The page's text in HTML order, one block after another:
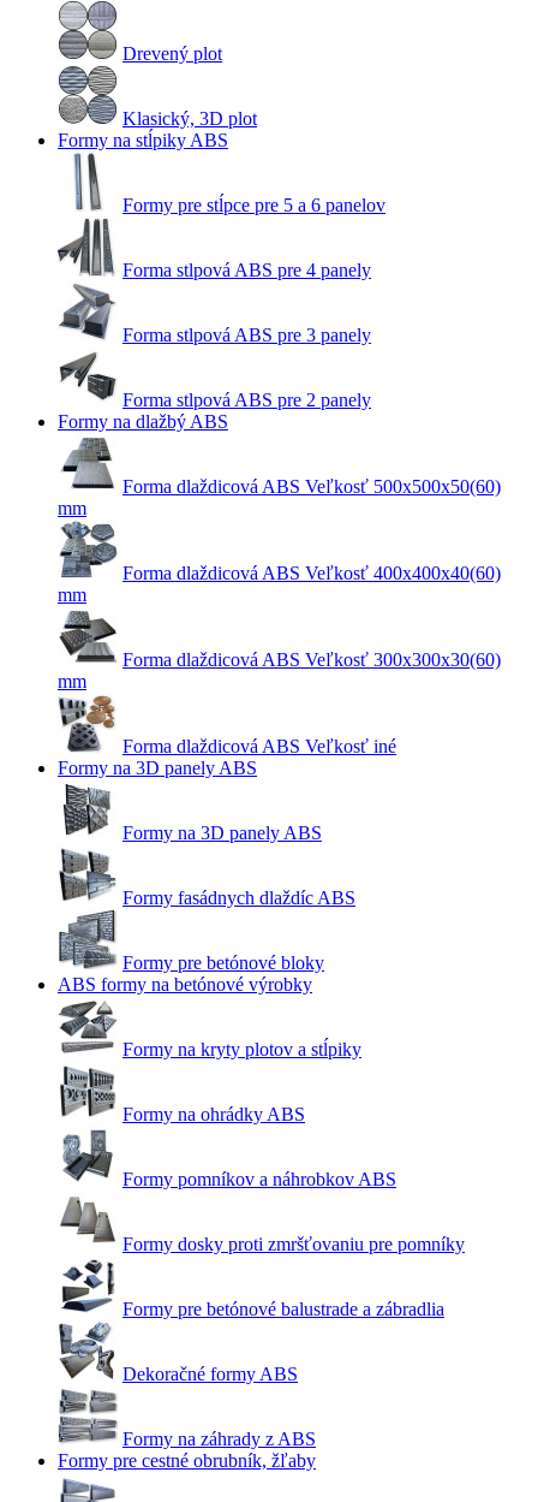
Drevený plot
Klasický, 3D plot
Formy na stĺpiky ABS
Formy pre stĺpce pre 5 a 6 panelov
Forma stlpová ABS pre 4 panely
Forma stlpová ABS pre 3 panely
Forma stlpová ABS pre 2 panely
Formy na dlažbý ABS
Forma dlaždicová ABS Veľkosť 500x500x50(60)
mm
Forma dlaždicová ABS Veľkosť 400x400x40(60)
mm
Forma dlaždicová ABS Veľkosť 300x300x30(60)
mm
Forma dlaždicová ABS Veľkosť iné
Formy na 3D panely ABS
Formy na 3D panely ABS
Formy fasádnych dlaždíc ABS
Formy pre betónové bloky
ABS formy na betónové výrobky
Formy na kryty plotov a stĺpiky
Formy na ohrádky ABS
Formy pomníkov a náhrobkov ABS
Formy dosky proti zmršťovaniu pre pomníky
Formy pre betónové balustrade a zábradlia
Dekoračné formy ABS
Formy na záhrady z ABS
Formy pre cestné obrubník, žľaby